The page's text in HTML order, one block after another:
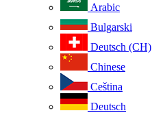
Arabic
Bulgarski
Deutsch (CH)
Chinese
Ceština
Deutsch